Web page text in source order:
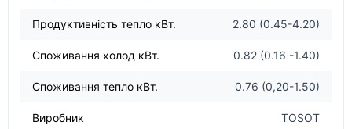
Продуктивність тепло кВт. 2.80 (0.45-4.20)
Споживання холод кВт. 0.82 (0.16 -1.40)
Споживання тепло кВт. 0.76 (0,20-1.50)
Виробник TOSOT